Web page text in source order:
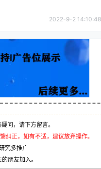
2022-9-2 14:10:48
问，请下方留言。
正，如有不适，建议放弃操作。
究多推广
朋友加入。